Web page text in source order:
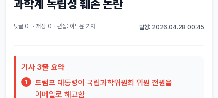
과학계 독립성 훼손 논란
댓글 0 · 저장 0 · 편집: 이도윤 기자 발행: 2026.04.28 00:45
기사 3줄 요약
1
트럼프 대통령이 국립과학위원회 위원 전원을
이메일로 해고함